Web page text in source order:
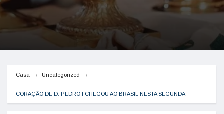
Casa Uncategorized
CORAÇÃO DE D. PEDRO I CHEGOU AO BRASIL NESTA SEGUNDA